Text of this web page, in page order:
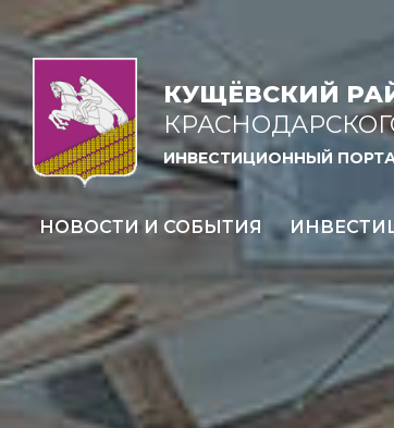
КУЩЁВСКИЙ
ИНВЕСТИЦИОННЫЙ
НОВОСТИ И СОБЫТИЯ